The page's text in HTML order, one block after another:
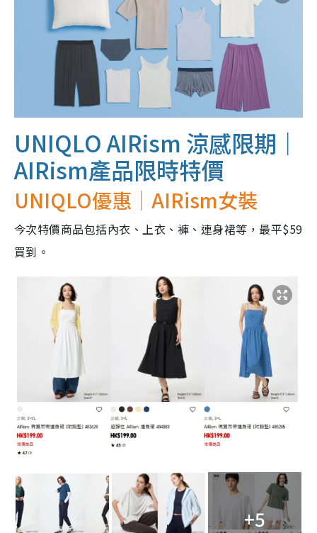
UNIQLO AIRism 涼感限期｜
AIRism產品限時特價
UNIQLO優惠｜AIRism女裝
今次特價商品包括內衣、上衣、褲、連身裙等，最平$59
買到。
+5